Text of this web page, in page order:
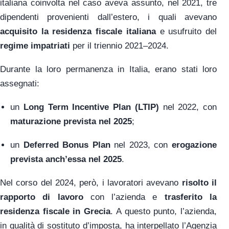
italiana coinvolta nel caso aveva assunto, nel 2021, tre
dipendenti provenienti dall’estero, i quali avevano
acquisito la residenza fiscale italianae usufruito del
regime impatriati per il triennio 2021–2024.
Durante la loro permanenza in Italia, erano stati loro
assegnati:
un Long Term Incentive Plan (LTIP) nel 2022, con
maturazione prevista nel 2025;
un Deferred Bonus Plannel 2023, conerogazione
prevista anch’essa nel 2025.
Nel corso del 2024, però, i lavoratori avevano risolto il
rapporto di lavorocon l’azienda e trasferito la
residenza fiscale in Grecia. A questo punto, l’azienda,
in qualità di sostituto d’imposta, ha interpellato l’Agenzia